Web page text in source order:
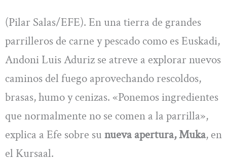
(Pilar Salas/EFE). En una tierra de grandes
parrilleros de carne y pescado como es Euskadi,
Andoni Luis Aduriz se atreve a explorar nuevos
caminos del fuego aprovechando rescoldos,
brasas, humo y cenizas. «Ponemos ingredientes
que normalmente no se comen a la parrilla»,
explica a Efe sobre su nueva apertura, Muka, en
el Kursaal.